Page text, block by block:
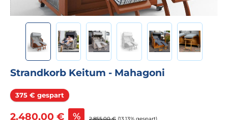
Strandkorb Keitum - Mahagoni
375 € gespart Rabatt
Verkaufspreis:
2.480,00 € % Regulärer Preis: